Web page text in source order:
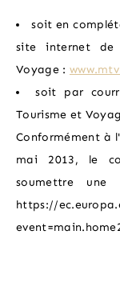
soit en
site internet de
Voyage :
soit par
Tourisme et
Conformément à
mai 2013, le
soumettre
https://